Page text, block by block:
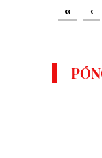
‹‹ ‹